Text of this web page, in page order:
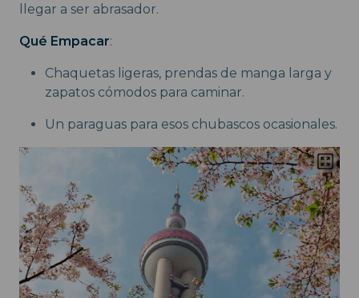
llegar a ser abrasador.
Qué Empacar:
Chaquetas ligeras, prendas de manga larga y
zapatos cómodos para caminar.
Un paraguas para esos chubascos ocasionales.